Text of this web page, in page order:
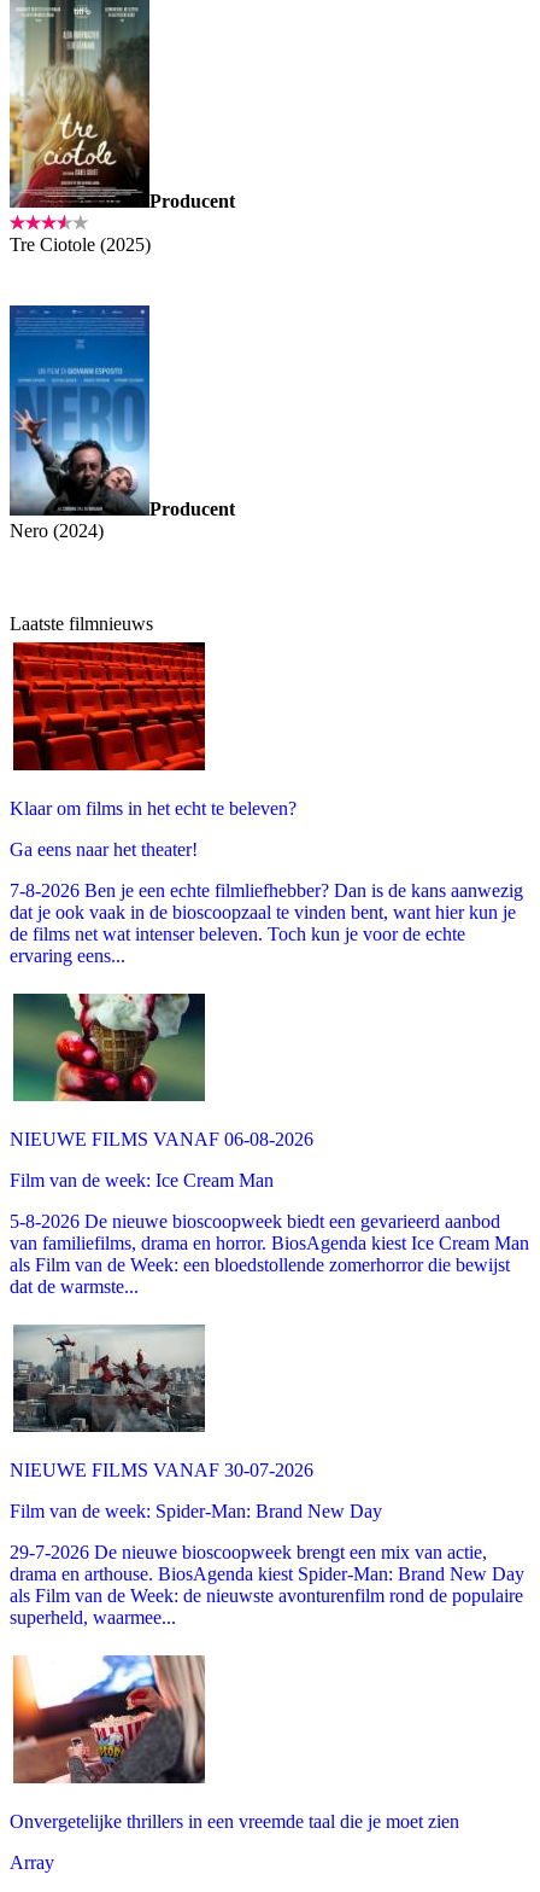
Producent
Tre Ciotole (2025)
Producent
Nero (2024)
Laatste filmnieuws
Klaar om films in het echt te beleven?
Ga eens naar het theater!
7-8-2026 Ben je een echte filmliefhebber? Dan is de kans aanwezig
dat je ook vaak in de bioscoopzaal te vinden bent, want hier kun je
de films net wat intenser beleven. Toch kun je voor de echte
ervaring eens...
NIEUWE FILMS VANAF 06-08-2026
Film van de week: Ice Cream Man
5-8-2026 De nieuwe bioscoopweek biedt een gevarieerd aanbod
van familiefilms, drama en horror. BiosAgenda kiest Ice Cream Man
als Film van de Week: een bloedstollende zomerhorror die bewijst
dat de warmste...
NIEUWE FILMS VANAF 30-07-2026
Film van de week: Spider-Man: Brand New Day
29-7-2026 De nieuwe bioscoopweek brengt een mix van actie,
drama en arthouse. BiosAgenda kiest Spider-Man: Brand New Day
als Film van de Week: de nieuwste avonturenfilm rond de populaire
superheld, waarmee...
Onvergetelijke thrillers in een vreemde taal die je moet zien
Array